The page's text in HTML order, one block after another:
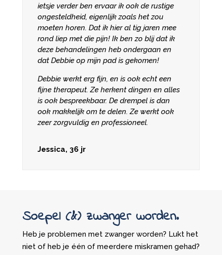
ietsje verder ben ervaar ik ook de rustige
ongesteldheid, eigenlijk zoals het zou
moeten horen. Dat ik hier al tig jaren mee
rond liep met die pijn! Ik ben zo blij dat ik
deze behandelingen heb ondergaan en
dat Debbie op mijn pad is gekomen!
Debbie werkt erg fijn, en is ook echt een
fijne therapeut. Ze herkent dingen en alles
is ook bespreekbaar. De drempel is dan
ook makkelijk om te delen. Ze werkt ook
zeer zorgvuldig en professioneel.
Jessica, 36 jr
Soepel (&) zwanger worden.
Heb je problemen met zwanger worden? Lukt het
niet of heb je één of meerdere miskramen gehad?